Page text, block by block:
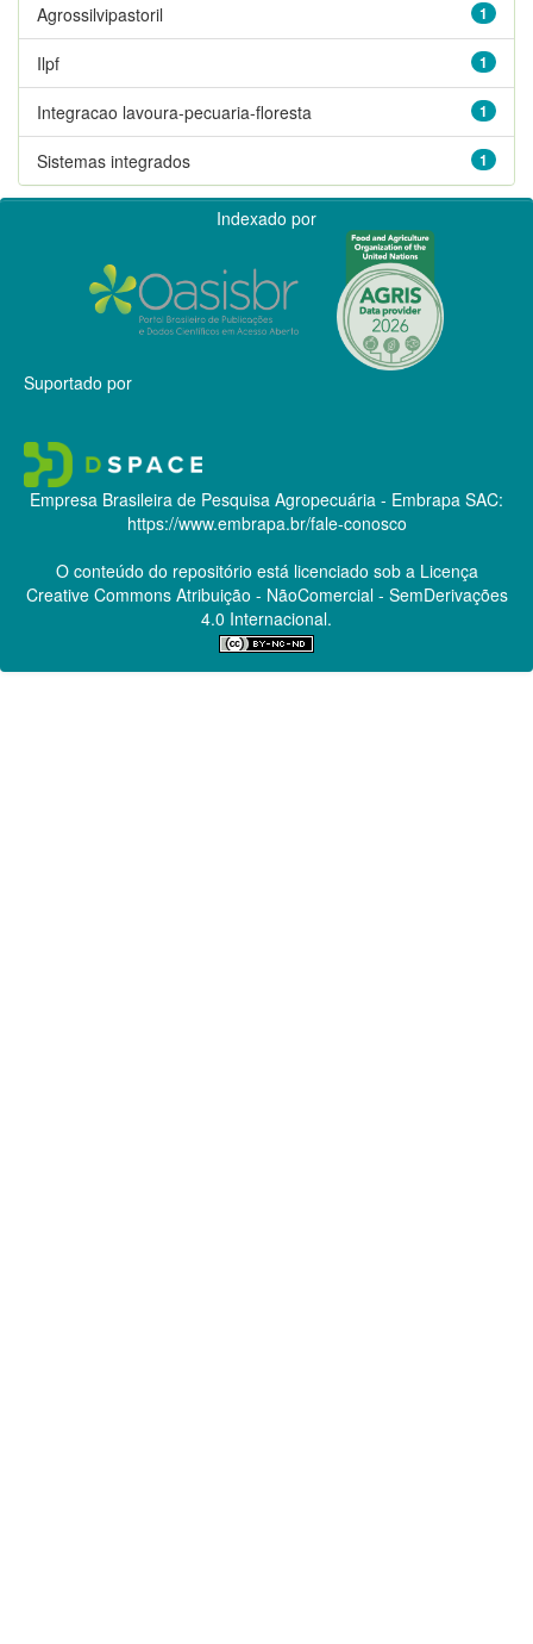
1
Agrossilvipastoril
1
Ilpf
1
Integracao lavoura-pecuaria-floresta
1
Sistemas integrados
Indexado por
Suportado por
Empresa Brasileira de Pesquisa Agropecuária - Embrapa SAC:
https://www.embrapa.br/fale-conosco
O conteúdo do repositório está licenciado sob a Licença
Creative CommonsAtribuição - NãoComercial - SemDerivações
4.0 Internacional.